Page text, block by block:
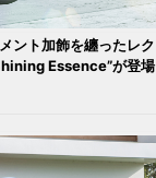
ント加飾を纏ったレク
Essence”が登場